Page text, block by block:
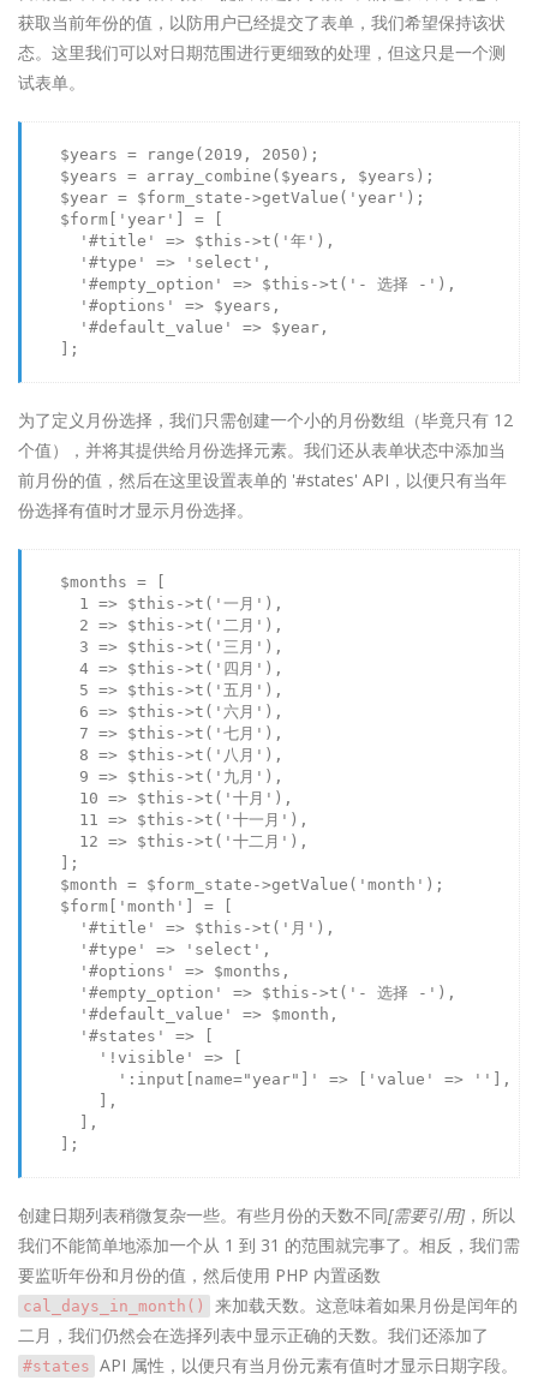
获取当前年份的值，以防用户已经提交了表单，我们希望保持该状
态。这里我们可以对日期范围进行更细致的处理，但这只是一个测
试表单。
$years = range ( 2019 , 2050 );
$years = array_combine ( $years , $years );
$year = $form_state ->getValue ( 'year' );
$form
'year'
] = [
'#title'
=> $this ->t ( '年' ),
'#type'
=> 'select' ,
'#empty_option'
=> $this ->t ( '- 选择 -' ),
'#options'
=> $years ,
'#default_value'
=> $year ,
    ];
为了定义月份选择，我们只需创建一个小的月份数组（毕竟只有 12
个值），并将其提供给月份选择元素。我们还从表单状态中添加当
前月份的值，然后在这里设置表单的 '#states' API，以便只有当年
份选择有值时才显示月份选择。
$months = [
1 => $this ->t ( '一月' ),
2 => $this ->t ( '二月' ),
3 => $this ->t ( '三月' ),
4 => $this ->t ( '四月' ),
5 => $this ->t ( '五月' ),
6 => $this ->t ( '六月' ),
7 => $this ->t ( '七月' ),
8 => $this ->t ( '八月' ),
9 => $this ->t ( '九月' ),
10 => $this ->t ( '十月' ),
11 => $this ->t ( '十一月' ),
12 => $this ->t ( '十二月' ),
    ];
$month = $form_state ->getValue ( 'month' );
$form
'month'
] = [
'#title'
=> $this ->t ( '月' ),
'#type'
=> 'select' ,
'#options'
=> $months ,
'#empty_option'
=> $this ->t ( '- 选择 -' ),
'#default_value'
=> $month ,
'#states'
=> [
'!visible'
=> [
':input[name="year"]'
=> [ 'value' => ''
],
        ],
      ],
    ];
创建日期列表稍微复杂一些。有些月份的天数不同[需要引用]，所以
我们不能简单地添加一个从 1 到 31 的范围就完事了。相反，我们需
要监听年份和月份的值，然后使用 PHP 内置函数
cal_days_in_month()
来加载天数。这意味着如果月份是闰年的
二月，我们仍然会在选择列表中显示正确的天数。我们还添加了
#states API 属性，以便只有当月份元素有值时才显示日期字段。